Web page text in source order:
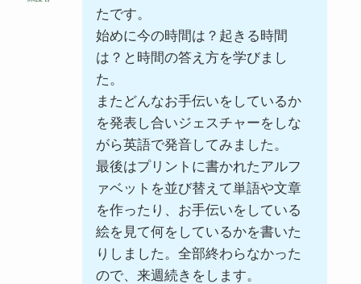
たです。
始めに今の時間は？起きる時間
は？と時間の答え方を学びまし
た。
またどんなお手伝いをしているか
を発表し合いジェスチャーをしな
がら英語で発音してみました。
最後はプリントに書かれたアルフ
ァベットを並び替えて単語や文章
を作ったり、お手伝いをしている
絵を見て何をしているかを書いた
りしました。全部終わらなかった
ので、来週続きをします。